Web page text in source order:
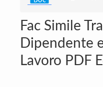
Fac Simile
Dipendente
Lavoro PDF